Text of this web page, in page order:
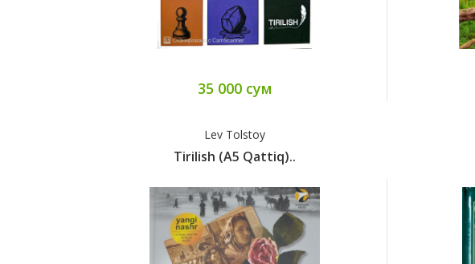
35 000 сум
Lev Tolstoy
Tirilish (A5 Qattiq)..